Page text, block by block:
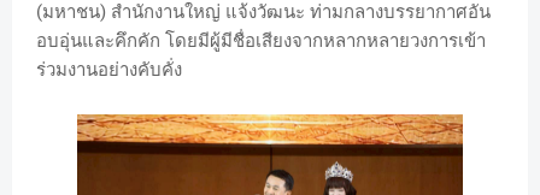
(มหาชน) สำนักงานใหญ่ แจ้งวัฒนะ ท่ามกลางบรรยากาศอัน
อบอุ่นและคึกคัก โดยมีผู้มีชื่อเสียงจากหลากหลายวงการเข้า
ร่วมงานอย่างคับคั่ง